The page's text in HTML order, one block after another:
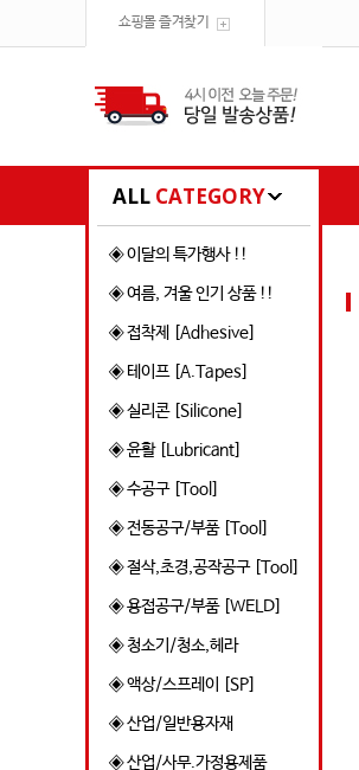
쇼핑몰 즐겨찾기
ALL CATEGORY
◈ 이달의 특가행사 !!
◈ 여름, 겨울 인기 상품 !!
◈ 접착제 [Adhesive]
◈ 테이프 [A.Tapes]
◈ 실리콘 [Silicone]
◈ 윤활 [Lubricant]
◈ 수공구 [Tool]
◈ 전동공구/부품 [Tool]
◈ 절삭,초경,공작공구 [Tool]
◈ 용접공구/부품 [WELD]
◈ 청소기/청소,헤라
◈ 액상/스프레이 [SP]
◈ 산업/일반용자재
◈ 산업/사무.가정용제품